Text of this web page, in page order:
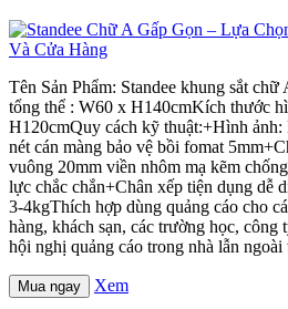
Tên Sản Phẩm: Standee khung sắt
tổng thể : W60 x H140cmKích thước
H120cmQuy cách kỹ thuật:+Hình ảnh:
nét cán màng bảo vệ bồi fomat
vuông 20mm viền nhôm mạ kẽm
lực chắc chắn+Chân xếp tiện dụng dễ
3-4kgThích hợp dùng quảng cáo cho
hàng, khách sạn, các trường học, công
hội nghị quảng cáo trong nhà lẫn ngoài
Mua ngay Xem